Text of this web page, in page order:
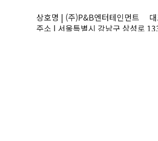
상호명 | (주)P&B엔터테인먼트
주소 | 서울특별시 강남구 삼성로